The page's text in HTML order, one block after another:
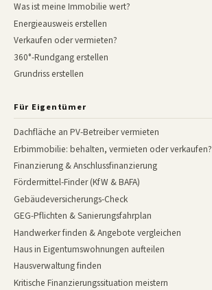
Was ist meine Immobilie wert?
Energieausweis erstellen
Verkaufen oder vermieten?
360°-Rundgang erstellen
Grundriss erstellen
Für Eigentümer
Dachfläche an PV-Betreiber vermieten
Erbimmobilie: behalten, vermieten oder verkaufen?
Finanzierung & Anschlussfinanzierung
Fördermittel-Finder (KfW & BAFA)
Gebäudeversicherungs-Check
GEG-Pflichten & Sanierungsfahrplan
Handwerker finden & Angebote vergleichen
Haus in Eigentumswohnungen aufteilen
Hausverwaltung finden
Kritische Finanzierungssituation meistern